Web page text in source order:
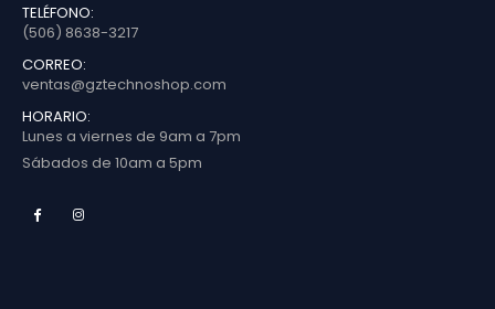
TELÉFONO:
(506) 8638-3217
CORREO:
ventas@gztechnoshop.com
HORARIO:
Lunes a viernes de 9am a 7pm
Sábados de 10am a 5pm